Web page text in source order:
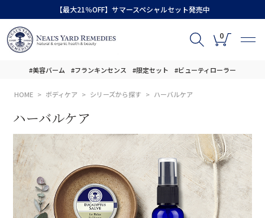
【最大21％OFF】サマースペシャルセット発売中
0
#美容バーム #フランキンセンス #限定セット #ビューティローラー
HOME ボディケア シリーズから探す ハーバルケア
ハーバルケア